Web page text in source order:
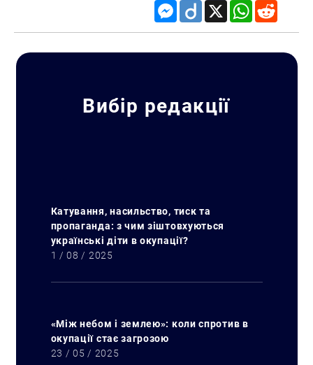
Messenger
Diigo X WhatsApp
Вибір редакції
Катування, насильство, тиск та
пропаганда: з чим зіштовхуються
українські діти в окупації?
1 / 08 / 2025
«Між небом і землею»: коли спротив в
окупації стає загрозою
23 / 05 / 2025